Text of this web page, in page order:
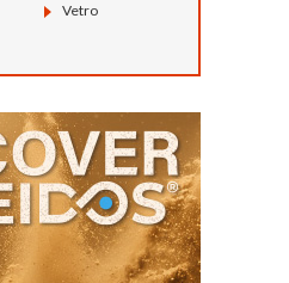
Vetro